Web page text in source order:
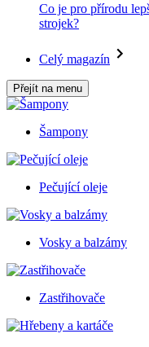
Co je pro přírodu
strojek?
Celý magazín
Přejít na menu
Šampony
Pečující oleje
Vosky a balzámy
Zastřihovače